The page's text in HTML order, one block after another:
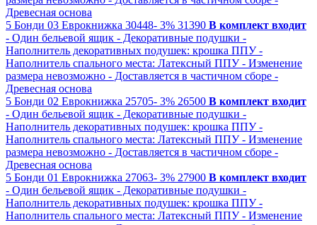
Древесная основа
5 Бонди 03 Еврокнижка 30448- 3% 31390 В комплект входит
- Один бельевой ящик - Декоративные подушки -
Наполнитель декоративных подушек: крошка ППУ -
Наполнитель спального места: Латексный ППУ - Изменение
размера невозможно - Доставляется в частичном сборе -
Древесная основа
5 Бонди 02 Еврокнижка 25705- 3% 26500 В комплект входит
- Один бельевой ящик - Декоративные подушки -
Наполнитель декоративных подушек: крошка ППУ -
Наполнитель спального места: Латексный ППУ - Изменение
размера невозможно - Доставляется в частичном сборе -
Древесная основа
5 Бонди 01 Еврокнижка 27063- 3% 27900 В комплект входит
- Один бельевой ящик - Декоративные подушки -
Наполнитель декоративных подушек: крошка ППУ -
Наполнитель спального места: Латексный ППУ - Изменение